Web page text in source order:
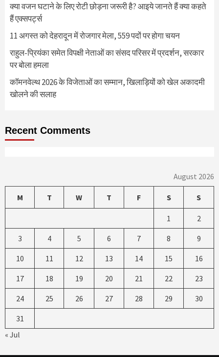
क्या वजन घटाने के लिए रोटी छोड़ना जरूरी है? आइये जानते हैं क्या कहते
हैं एक्सपर्ट्स
11 अगस्त को देहरादून में रोजगार मेला, 559 पदों पर होगा चयन
राहुल-प्रियंका समेत विपक्षी नेताओं का संसद परिसर में प्रदर्शन, सरकार
पर बोला हमला
कॉमनवेल्थ 2026 के विजेताओं का सम्मान, खिलाड़ियों को खेल अकादमी
खोलने की सलाह
Recent Comments
August 2026
M T W T F S S
1 2
3 4 5 6 7 8 9
10 11 12 13 14 15 16
17 18 19 20 21 22 23
24 25 26 27 28 29 30
31
« Jul